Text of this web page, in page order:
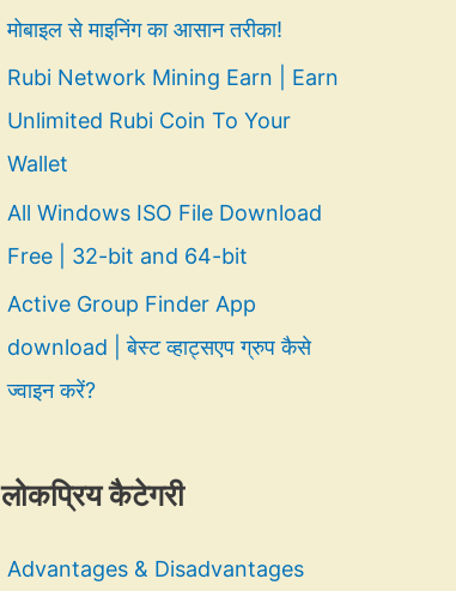
मोबाइल से माइनिंग का आसान तरीका!
Rubi Network Mining Earn | Earn
Unlimited Rubi Coin To Your
Wallet
All Windows ISO File Download
Free | 32-bit and 64-bit
Active Group Finder App
download | बेस्ट व्हाट्सएप ग्रुप कैसे
ज्वाइन करें?
लोकप्रिय कैटेगरी
Advantages & Disadvantages